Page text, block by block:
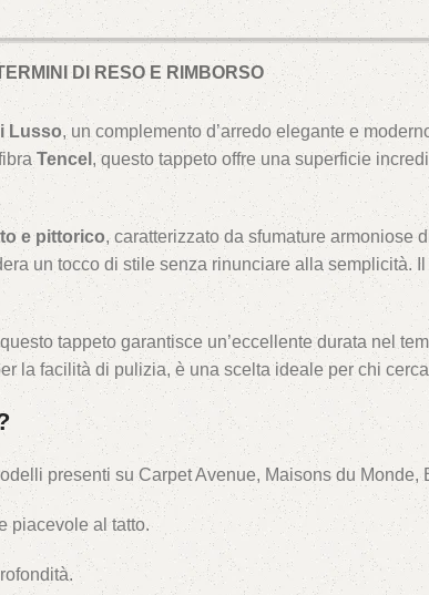
DI RESO E RIMBORSO
Lusso, un complemento d’arredo elegante e
Tencel , questo tappeto offre una superficie
e pittorico, caratterizzato da sfumature armoniose
un tocco di stile senza rinunciare alla
tappeto garantisce un’eccellente durata nel
la facilità di pulizia, è una scelta ideale per chi
presenti su Carpet Avenue, Maisons du Monde,
piacevole al tatto.